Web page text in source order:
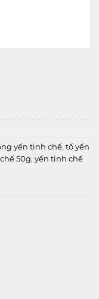
yến tinh chế, tổ yến
50g, yến tinh chế